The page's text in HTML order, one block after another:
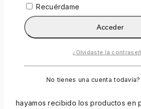
Devoluciones y Costes de Envío:
▪ Si el producto no es defectuoso:
responsable de los gastos de envío
a menos que el producto presente
iniciales) se procesará en un plazo
hayamos recibido los productos en
Recuérdame
Acceder
¿Olvidaste la
No tienes una cuenta todavía?